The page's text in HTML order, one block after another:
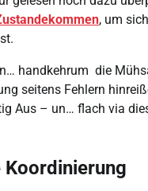
, um
handkehrum die
seitens Fehlern
Aus – un… flach via